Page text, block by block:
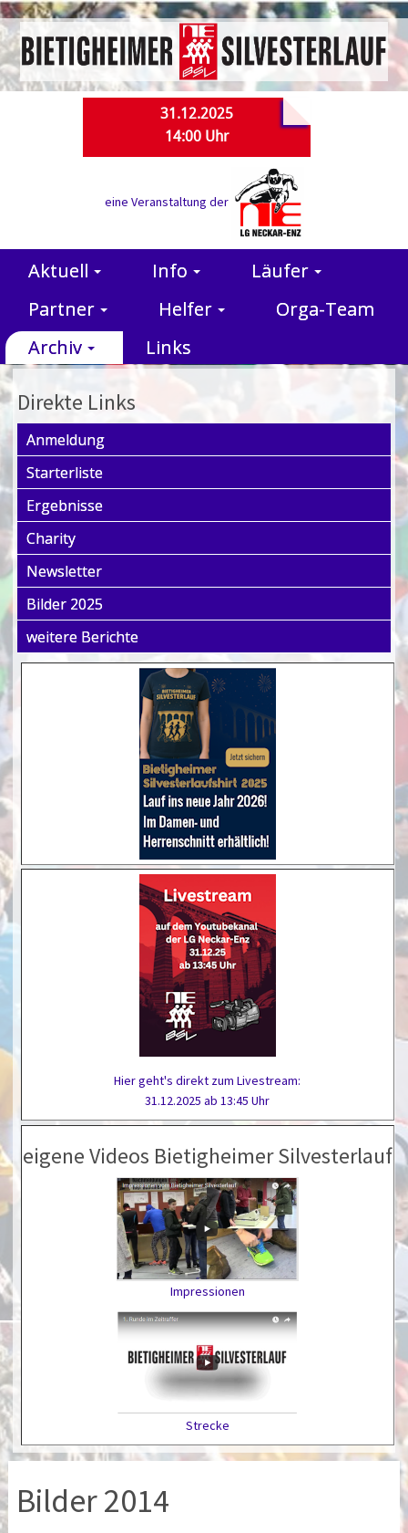
31.12.2025
14:00 Uhr
eine Veranstaltung der
Aktuell Info
Läufer
Partner
Helfer
Orga-Team
Archiv
Links
Direkte Links
Anmeldung
Starterliste
Ergebnisse
Charity
Newsletter
Bilder 2025
weitere Berichte
Hier geht's direkt zum Livestream:
31.12.2025 ab 13:45 Uhr
eigene Videos Bietigheimer Silvesterlauf
Impressionen
Strecke
Bilder 2014